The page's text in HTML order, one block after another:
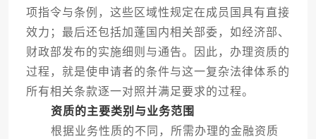
项指令与条例，这些区域性规定在成员国具有直接
效力；最后还包括加蓬国内相关部委，如经济部、
财政部发布的实施细则与通告。因此，办理资质的
过程，就是使申请者的条件与这一复杂法律体系的
所有相关条款逐一对照并满足要求的过程。
资质的主要类别与业务范围
根据业务性质的不同，所需办理的金融资质